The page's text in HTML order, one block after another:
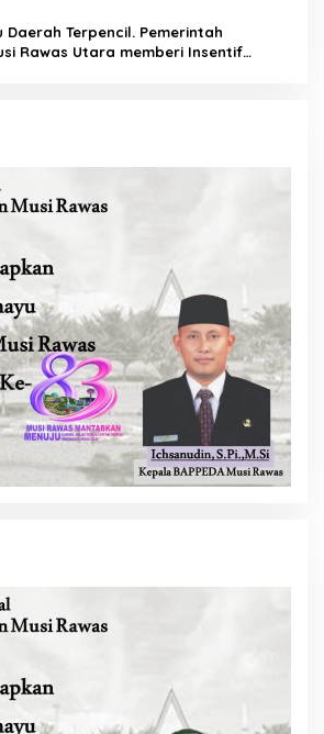
Daerah Terpencil. Pemerintah
Rawas Utara memberi Insentif